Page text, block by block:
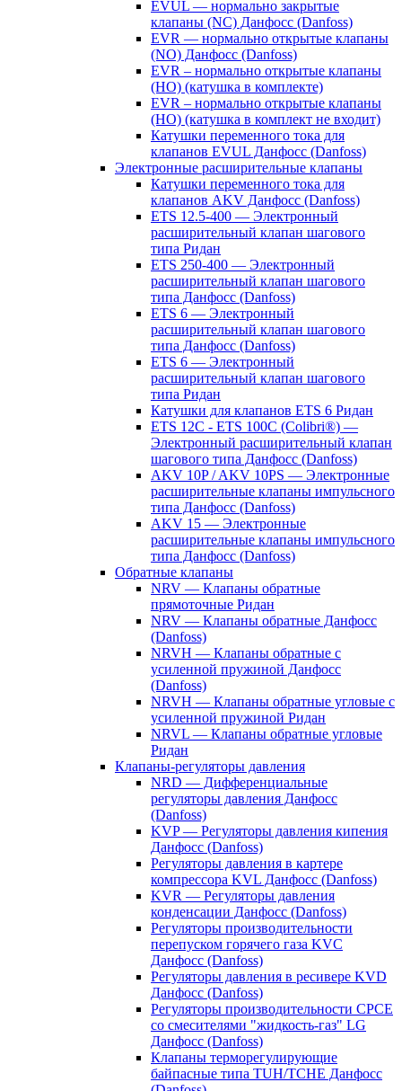
EVUL — нормально закрытые
клапаны (NC) Данфосс (Danfoss)
EVR — нормально открытые клапаны
(NO) Данфосс (Danfoss)
EVR – нормально открытые клапаны
(НО) (катушка в комплекте)
EVR – нормально открытые клапаны
(НО) (катушка в комплект не входит)
Катушки переменного тока для
клапанов EVUL Данфосс (Danfoss)
Электронные расширительные клапаны
Катушки переменного тока для
клапанов AKV Данфосс (Danfoss)
ETS 12.5-400 — Электронный
расширительный клапан шагового
типа Ридан
ETS 250-400 — Электронный
расширительный клапан шагового
типа Данфосс (Danfoss)
ETS 6 — Электронный
расширительный клапан шагового
типа Данфосс (Danfoss)
ETS 6 — Электронный
расширительный клапан шагового
типа Ридан
Катушки для клапанов ETS 6 Ридан
ETS 12C - ETS 100C (Colibri®) —
Электронный расширительный клапан
шагового типа Данфосс (Danfoss)
AKV 10P / AKV 10PS — Электронные
расширительные клапаны импульсного
типа Данфосс (Danfoss)
AKV 15 — Электронные
расширительные клапаны импульсного
типа Данфосс (Danfoss)
Обратные клапаны
NRV — Клапаны обратные
прямоточные Ридан
NRV — Клапаны обратные Данфосс
(Danfoss)
NRVH — Клапаны обратные с
усиленной пружиной Данфосс
(Danfoss)
NRVH — Клапаны обратные угловые с
усиленной пружиной Ридан
NRVL — Клапаны обратные угловые
Ридан
Клапаны-регуляторы давления
NRD — Дифференциальные
регуляторы давления Данфосс
(Danfoss)
KVP — Регуляторы давления кипения
Данфосс (Danfoss)
Регуляторы давления в картере
компрессора KVL Данфосс (Danfoss)
KVR — Регуляторы давления
конденсации Данфосс (Danfoss)
Регуляторы производительности
перепуском горячего газа KVC
Данфосс (Danfoss)
Регуляторы давления в ресивере KVD
Данфосс (Danfoss)
Регуляторы производительности CPCE
со смесителями "жидкость-газ" LG
Данфосс (Danfoss)
Клапаны терморегулирующие
байпасные типа TUH/TCHE Данфосс